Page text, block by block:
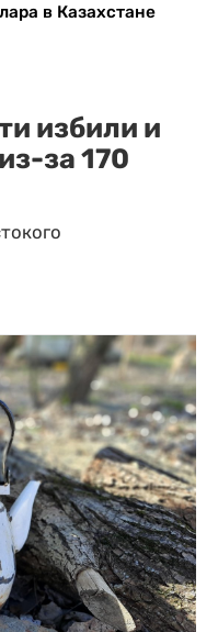
в Казахстане
избили и
за 170